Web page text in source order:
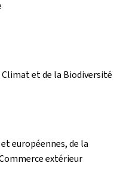
et de la Biodiversité
européennes, de la
extérieur